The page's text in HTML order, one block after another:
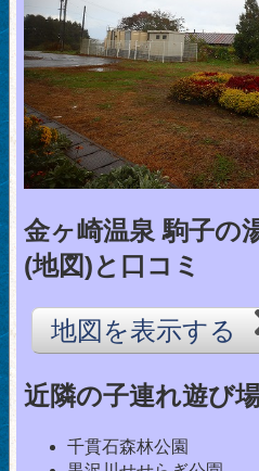
金ヶ崎温泉 駒子の
(地図)と口コミ
地図を表示する
近隣の子連れ遊び
千貫石森林公園